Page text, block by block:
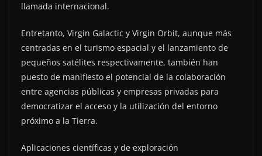
llamada internacional.
Entretanto, Virgin Galactic y Virgin Orbit, aunque más
centradas en el turismo espacial y el lanzamiento de
pequeños satélites respectivamente, también han
puesto de manifiesto el potencial de la colaboración
entre agencias públicas y empresas privadas para
democratizar el acceso y la utilización del entorno
próximo a la Tierra.
Aplicaciones científicas y de exploración